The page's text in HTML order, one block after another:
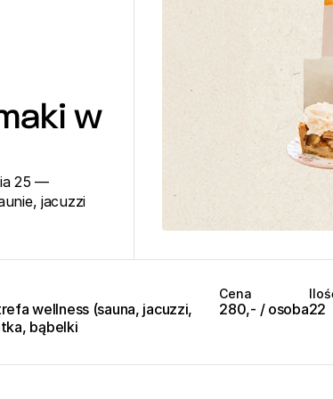
w
25 —
jacuzzi
wellness (sauna, jacuzzi,
bąbelki
Cena
280,- / osoba22